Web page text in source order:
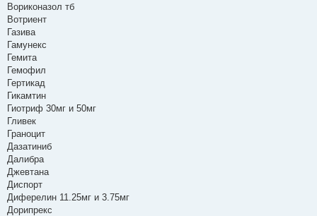
Вориконазол тб
Вотриент
Газива
Гамунекс
Гемита
Гемофил
Гертикад
Гикамтин
Гиотриф 30мг и 50мг
Гливек
Граноцит
Дазатиниб
Далибра
Джевтана
Диспорт
Диферелин 11.25мг и 3.75мг
Дорипрекс